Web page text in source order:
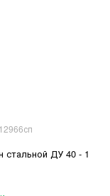
стальной ДУ 40 - 1